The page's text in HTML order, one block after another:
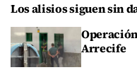
Los alisios siguen sin
Arrecife